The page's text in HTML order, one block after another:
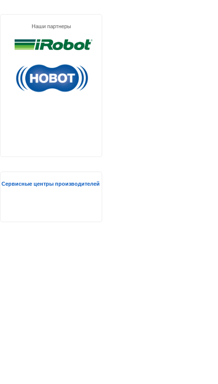
Наши партнеры
Сервисные центры производителей